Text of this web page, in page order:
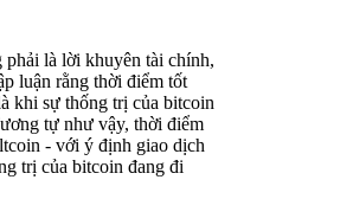
là lời khuyên tài chính,
luận rằng thời điểm tốt
khi sự thống trị của bitcoin
tự như vậy, thời điểm
- với ý định giao dịch
trị của bitcoin đang đi